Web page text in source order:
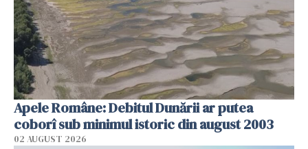
Apele Române: Debitul Dunării ar putea
coborî sub minimul istoric din august 2003
02 AUGUST 2026